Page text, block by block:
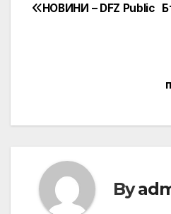
Post
НОВИНИ – DFZ Public
By